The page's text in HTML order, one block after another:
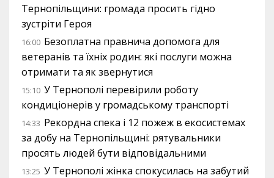
Тернопільщини: громада просить гідно
зустріти Героя
16:00 Безоплатна правнича допомога для
ветеранів та їхніх родин: які послуги можна
отримати та як звернутися
15:10 У Тернополі перевірили роботу
кондиціонерів у громадському транспорті
14:33 Рекордна спека і 12 пожеж в екосистемах
за добу на Тернопільщині: рятувальники
просять людей бути відповідальними
13:25 У Тернополі жінка спокусилась на забутий